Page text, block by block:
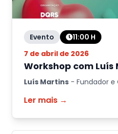
Evento 11:00 H
7 de abril de 2026
Workshop com Luís
Luís Martins - Fundador e
Ler mais →